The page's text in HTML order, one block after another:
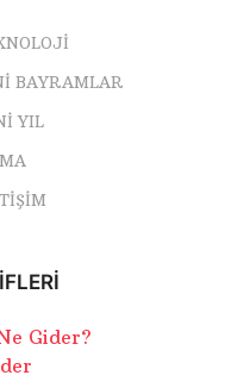
BAYRAMLAR
YIL
Gider?